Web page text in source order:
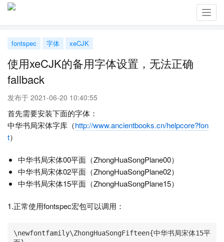
fontspec 字体 xeCJK
使用xeCJK的备用字体设置，无法正确
fallback
发布于 2021-06-20 10:40:55
首先需要安装下面的字体：
中华书局宋体字库（http://www.ancientbooks.cn/helpcore?fon
t）
中华书局宋体00平面（ZhongHuaSongPlane00）
中华书局宋体02平面（ZhongHuaSongPlane02）
中华书局宋体15平面（ZhongHuaSongPlane15）
1.正常使用fontspec宏包可以调用：
\newfontfamily\ZhongHuaSongFifteen{中华书局宋体15平